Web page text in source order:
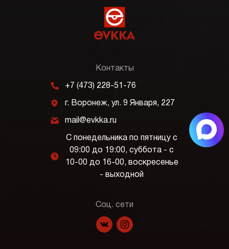
Контакты
m +7 (473) 228-51-76
j г. Воронеж, ул. 9 Января, 227
k mail@evkka.ru
l
С понедельника по пятницу с
09:00 до 19:00, суббота - с
10-00 до 16-00, воскресенье
- выходной
Соц. сети
f p